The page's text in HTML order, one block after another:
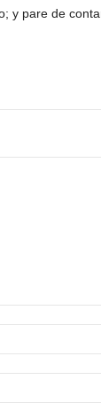
y pare de